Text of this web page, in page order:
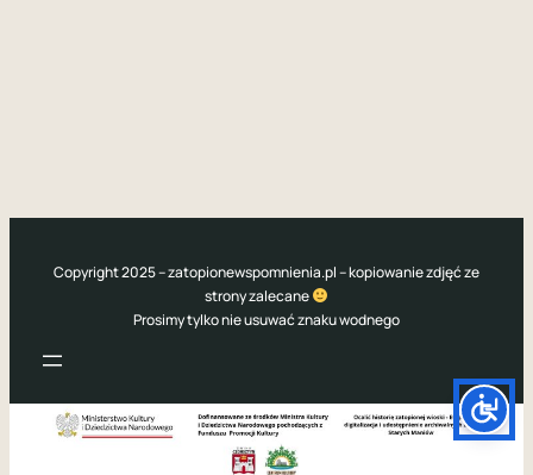
Copyright 2025 – zatopionewspomnienia.pl – kopiowanie zdjęć ze
strony zalecane
Prosimy tylko nie usuwać znaku wodnego